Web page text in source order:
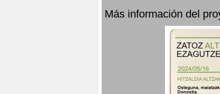
Más información del